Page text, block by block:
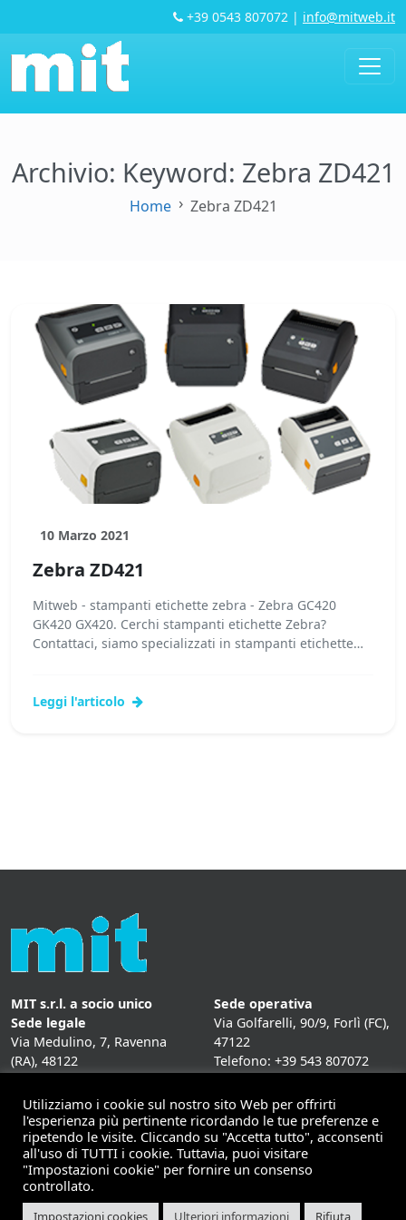
+39 0543 807072 | info@mitweb.it
Archivio: Keyword: Zebra ZD421
Home Zebra ZD421
10 Marzo 2021
Zebra ZD421
Mitweb - stampanti etichette zebra - Zebra GC420
GK420 GX420. Cerchi stampanti etichette Zebra?
Contattaci, siamo specializzati in stampanti etichette
Leggi l'articolo
MIT s.r.l. a socio unico
Sede legale
Via Medulino, 7, Ravenna
(RA), 48122
Sede operativa
Via Golfarelli, 90/9, Forlì (FC),
47122
Telefono: +39 543 807072
Mail: info@mitweb.it
INFORMATIVE
Privacy Policy
Cookie Policy
Utilizziamo i cookie sul nostro sito Web per offrirti
l'esperienza più pertinente ricordando le tue preferenze e
ripetendo le visite. Cliccando su "Accetta tutto", acconsenti
all'uso di TUTTI i cookie. Tuttavia, puoi visitare
"Impostazioni cookie" per fornire un consenso
controllato.
Impostazioni cookies Ulteriori informazioni Rifiuta